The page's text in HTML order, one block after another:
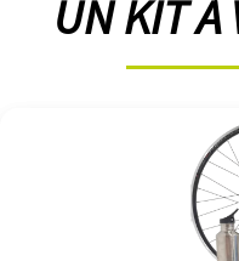
UN KIT À